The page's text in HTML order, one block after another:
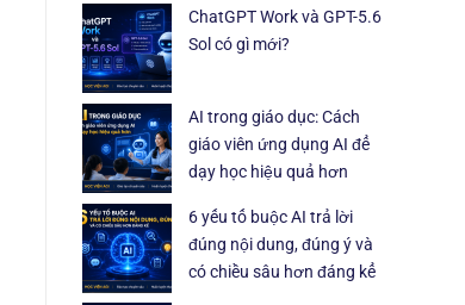
ChatGPT Work và GPT-5.6
Sol có gì mới?
AI trong giáo dục: Cách
giáo viên ứng dụng AI để
dạy học hiệu quả hơn
6 yếu tố buộc AI trả lời
đúng nội dung, đúng ý và
có chiều sâu hơn đáng kể